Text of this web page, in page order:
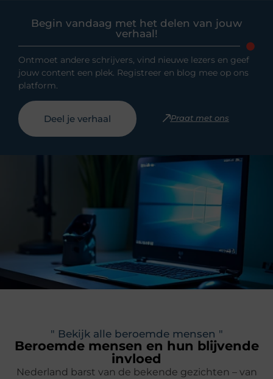
Begin vandaag met het delen van jouw
verhaal!
Ontmoet andere schrijvers, vind nieuwe lezers en geef
jouw content een plek. Registreer en blog mee op ons
platform.
Deel je verhaal Praat met ons
" Bekijk alle beroemde mensen "
Beroemde mensen en hun blijvende
invloed
Nederland barst van de bekende gezichten – van